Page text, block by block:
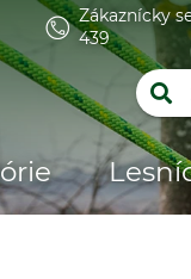
Zákaznícky
439